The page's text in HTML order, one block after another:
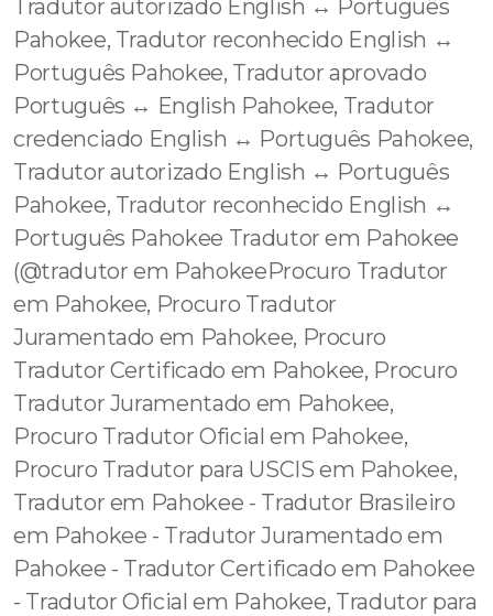
Tradutor autorizado English ↔️ Português
Pahokee, Tradutor reconhecido English ↔️
Português Pahokee, Tradutor aprovado
Português ↔️ English Pahokee, Tradutor
credenciado English ↔️ Português Pahokee,
Tradutor autorizado English ↔️ Português
Pahokee, Tradutor reconhecido English ↔️
Português Pahokee Tradutor em Pahokee
(@tradutor em PahokeeProcuro Tradutor
em Pahokee, Procuro Tradutor
Juramentado em Pahokee, Procuro
Tradutor Certificado em Pahokee, Procuro
Tradutor Juramentado em Pahokee,
Procuro Tradutor Oficial em Pahokee,
Procuro Tradutor para USCIS em Pahokee,
Tradutor em Pahokee - Tradutor Brasileiro
em Pahokee - Tradutor Juramentado em
Pahokee - Tradutor Certificado em Pahokee
- Tradutor Oficial em Pahokee, Tradutor para